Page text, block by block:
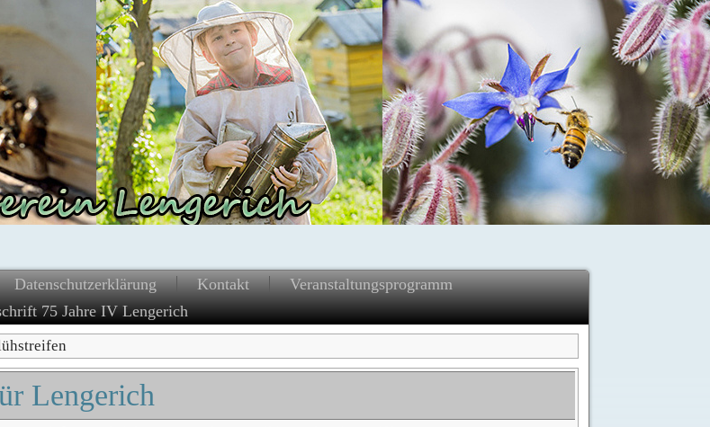
Datenschutzerklärung Kontakt
Veranstaltungsprogramm
75 Jahre IV Lengerich
Lengerich